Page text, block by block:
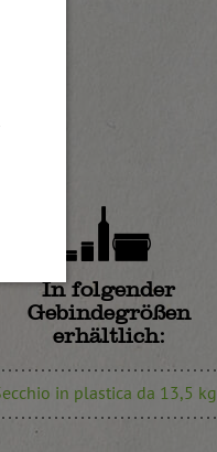
In folgender
Gebindegrößen
erhältlich:
in plastica da 13,5 kg